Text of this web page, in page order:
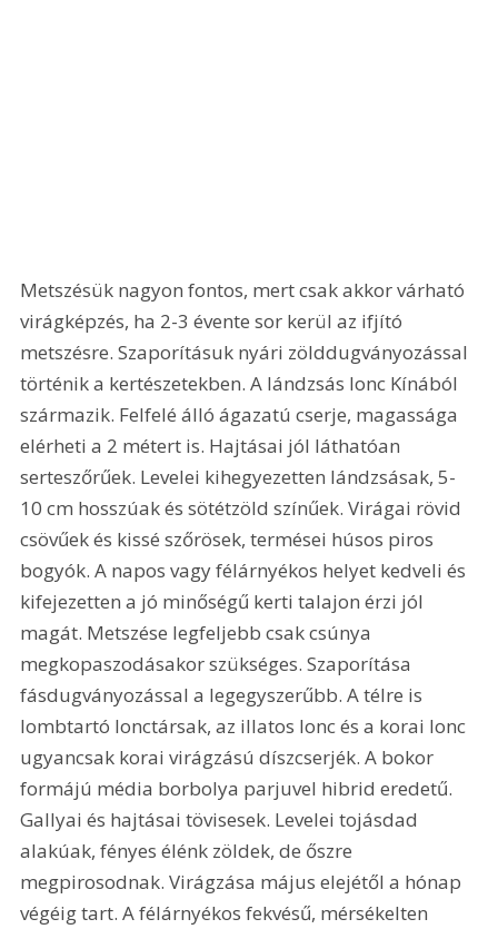
Metszésük nagyon fontos, mert csak akkor várható
virágképzés, ha 2-3 évente sor kerül az ifjító
metszésre. Szaporításuk nyári zölddugványozással
történik a kertészetekben. A lándzsás lonc Kínából
származik. Felfelé álló ágazatú cserje, magassága
elérheti a 2 métert is. Hajtásai jól láthatóan
serteszőrűek. Levelei kihegyezetten lándzsásak, 5-
10 cm hosszúak és sötétzöld színűek. Virágai rövid
csövűek és kissé szőrösek, termései húsos piros
bogyók. A napos vagy félárnyékos helyet kedveli és
kifejezetten a jó minőségű kerti talajon érzi jól
magát. Metszése legfeljebb csak csúnya
megkopaszodásakor szükséges. Szaporítása
fásdugványozással a legegyszerűbb. A télre is
lombtartó lonctársak, az illatos lonc és a korai lonc
ugyancsak korai virágzású díszcserjék. A bokor
formájú média borbolya parjuvel hibrid eredetű.
Gallyai és hajtásai tövisesek. Levelei tojásdad
alakúak, fényes élénk zöldek, de őszre
megpirosodnak. Virágzása május elejétől a hónap
végéig tart. A félárnyékos fekvésű, mérsékelten